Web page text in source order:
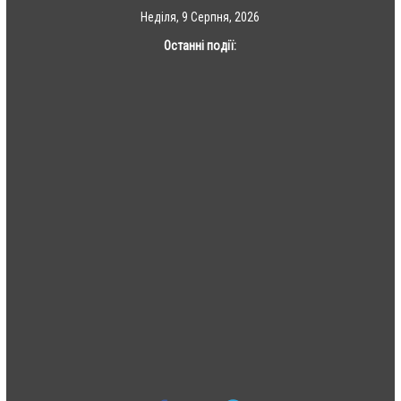
Неділя, 9 Серпня, 2026
Останні події: